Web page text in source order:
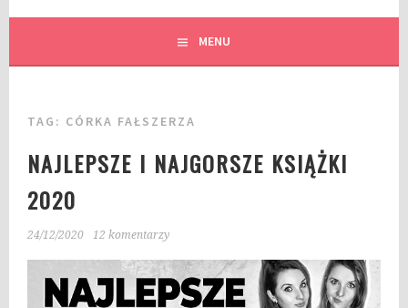
MENU
TAG: CÓRKA FAŁSZERZA
NAJLEPSZE I NAJGORSZE KSIĄŻKI
2020
24/12/2020 12 komentarzy